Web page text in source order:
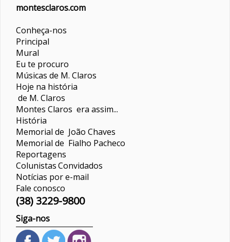
montesclaros.com
Conheça-nos
Principal
Mural
Eu te procuro
Músicas de M. Claros
Hoje na história
de M. Claros
Montes Claros era assim...
História
Memorial de João Chaves
Memorial de Fialho Pacheco
Reportagens
ColunistasConvidados
Notícias por e-mail
Fale conosco
(38) 3229-9800
Siga-nos